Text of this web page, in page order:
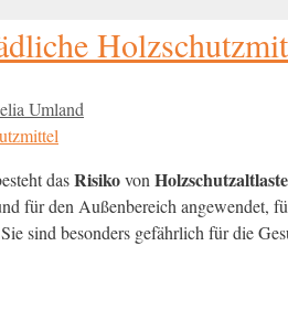
Umland
dasRisikovon
für den Außenbereich angewendet,
sind besonders gefährlich für die